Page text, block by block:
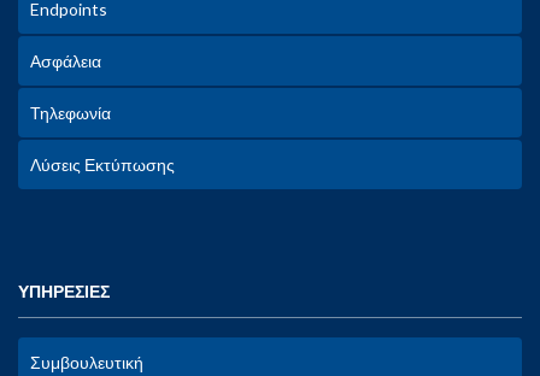
Endpoints
Ασφάλεια
Τηλεφωνία
Λύσεις Εκτύπωσης
ΥΠΗΡΕΣΙΕΣ
Συμβουλευτική